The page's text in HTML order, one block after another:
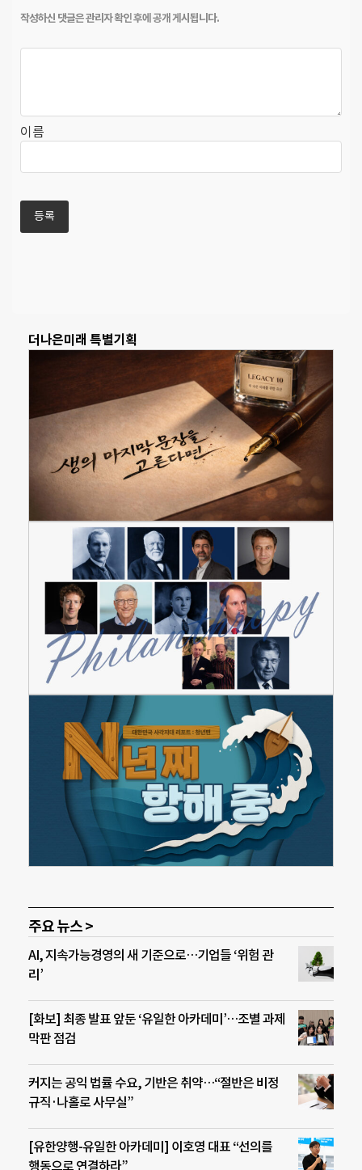
이름
더나은미래 특별기획
주요 뉴스 >
AI, 지속가능경영의 새 기준으로…기업들 ‘위험 관
리’
[화보] 최종 발표 앞둔 ‘유일한 아카데미’…조별 과제
막판 점검
커지는 공익 법률 수요, 기반은 취약…“절반은 비정
규직·나홀로 사무실”
[유한양행-유일한 아카데미] 이호영 대표 “선의를
행동으로 연결하라”